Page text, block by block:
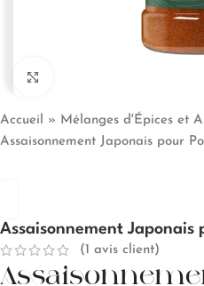
Accueil » Mélanges d'Épices et
Assaisonnement Japonais pour
Assaisonnement Japonais
(1 avis client)